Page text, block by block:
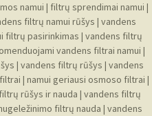
namui | filtrų sprendimai namui |
filtrų namui rūšys | vandens
filtrų pasirinkimas | vandens filtrų
vandens filtrai namui |
| vandens filtrų rūšys | vandens
| namui geriausi osmoso filtrai |
filtrų rūšys ir nauda | vandens filtrų
filtrų nauda | vandens